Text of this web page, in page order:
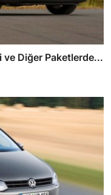
Diğer Paketlerde...